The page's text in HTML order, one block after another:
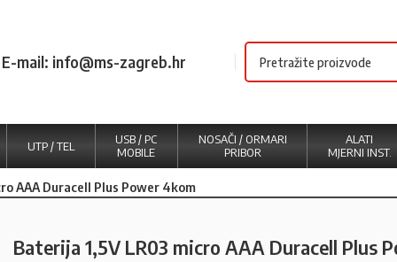
E-mail: info@ms-zagreb.hr
UTP / TEL
USB / PC
MOBILE
NOSAČI / ORMARI
PRIBOR
ALATI
MJERNI INST.
AAA Duracell Plus Power 4kom
Baterija 1,5V LR03 micro AAA Duracell Plus